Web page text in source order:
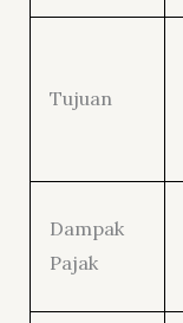
Tujuan
Dampak
Pajak